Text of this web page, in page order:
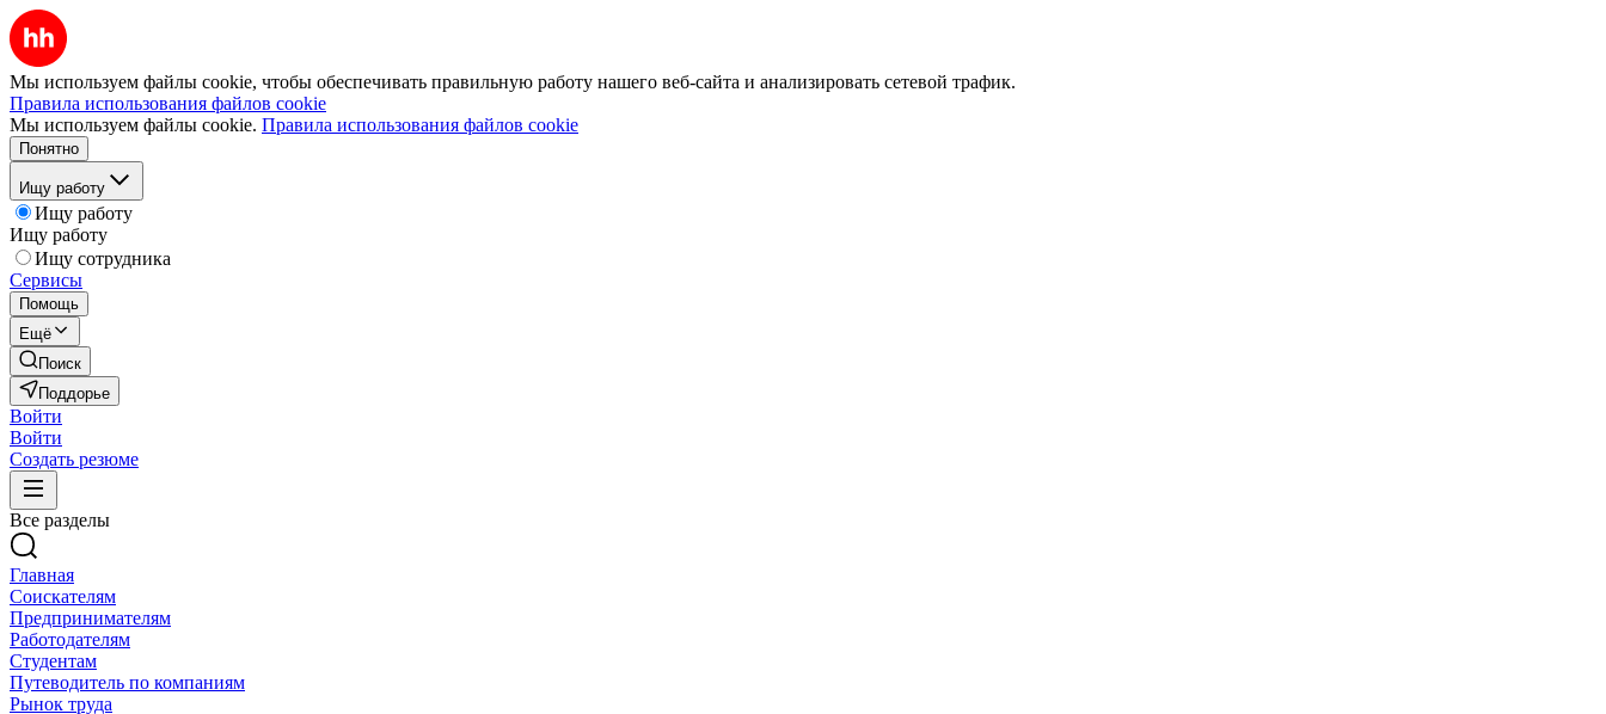
Мы используем файлы cookie, чтобы обеспечивать правильную работу нашего веб-сайта и анализировать сетевой трафик.
Правила использования файлов cookie
Мы используем файлы cookie. Правила использования файлов cookie
Понятно
Ищу работу
Ищу работу
Ищу работу
Ищу сотрудника
Сервисы
Помощь
Ещё
Поиск
Поддорье
Войти
Войти
Создать резюме
Все разделы
Главная
Соискателям
Предпринимателям
Работодателям
Студентам
Путеводитель по компаниям
Рынок труда